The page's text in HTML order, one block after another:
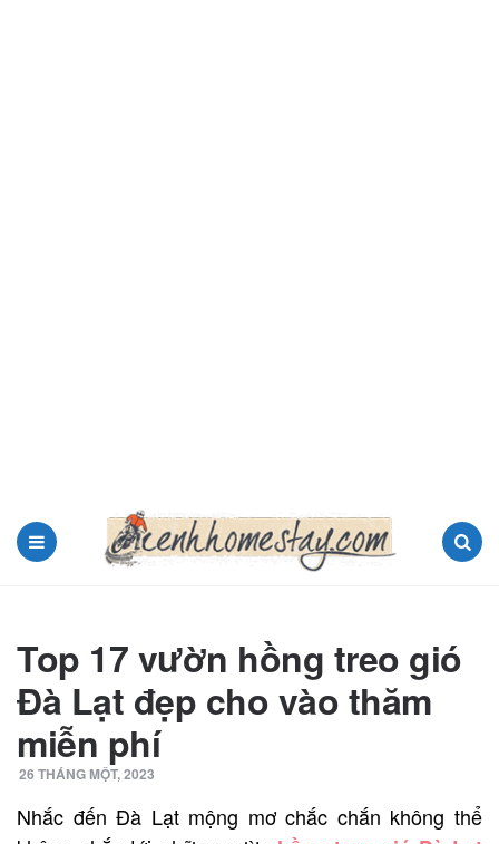
Top 17 vườn hồng treo gió
Đà Lạt đẹp cho vào thăm
miễn phí
26 THÁNG MỘT, 2023
Nhắc đến Đà Lạt mộng mơ chắc chắn không thể